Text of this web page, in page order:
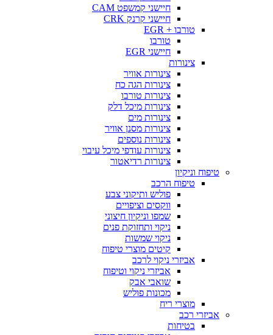
חיישני קמשפט CAM
חיישני קרנק CRK
טורבו + EGR
טורבו
חיישני EGR
צינורות
צינורות אוויר
צינורות הגה כח
צינורות טורבו
צינורות מיכל דלק
צינורות מים
צינורות מסנן אוויר
צינורות נוספים
צינורות עודפי מיכל עיבוי
צינורות רדיאטור
טיפוח וניקיון
טיפוח הרכב
פוליש ותיקוני צבע
ווקסים וציפויים
שמפו וניקיון חיצוני
ניקוי ותחזוקת פנים
ניקוי שמשות
קיטים מוצרי טיפוח
אביזרי ניקוי לרכב
אביזרי ניקוי וטיפוח
שואבי אבק
מכונות פוליש
מוצרי ריח
אביזרי רכב
בטיחות